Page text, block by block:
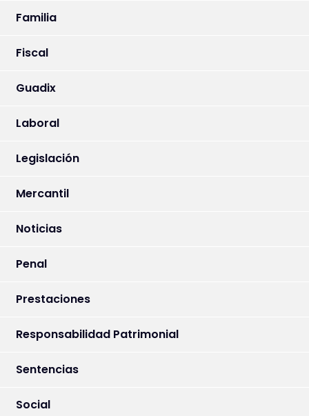
Familia
Fiscal
Guadix
Laboral
Legislación
Mercantil
Noticias
Penal
Prestaciones
Responsabilidad Patrimonial
Sentencias
Social